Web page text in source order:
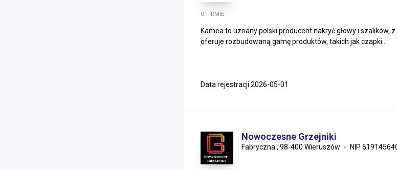
O FIRMIE
Kamea to uznany polski producent nakryć głowy i
oferuje rozbudowaną gamę produktów, takich jak czapki...
Data rejestracji 2026-05-01
Nowoczesne Grzejniki
Fabryczna , 98-400 Wieruszów NIP